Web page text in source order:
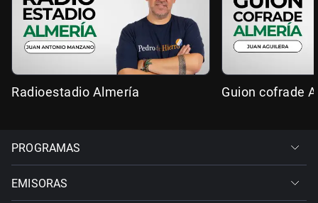
Radioestadio Almería Guion cofrade
PROGRAMAS
EMISORAS